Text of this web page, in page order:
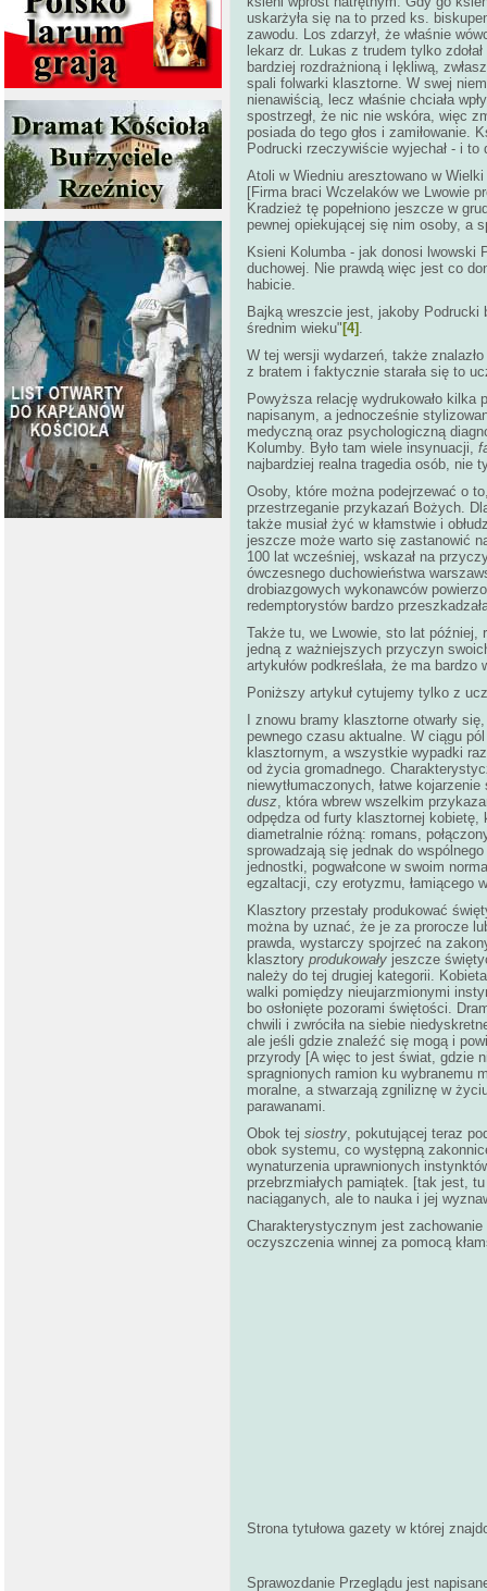
uskarżyła się na to przed ks.
zawodu. Los zdarzył, że właśnie
lekarz dr. Lukas z trudem tylko
bardziej rozdrażnioną i lękliwą,
spali folwarki klasztorne. W swej
nienawiścią, lecz właśnie chciała
spostrzegł, że nic nie wskóra, więc
posiada do tego głos i zamiłowanie.
Podrucki rzeczywiście wyjechał - i to
Atoli w Wiedniu aresztowano w
[Firma braci Wczelaków we Lwowie
Kradzież tę popełniono jeszcze w
pewnej opiekującej się nim osoby, a
Ksieni Kolumba - jak donosi lwowski
duchowej. Nie prawdą więc jest co
habicie.
Bajką wreszcie jest, jakoby Podrucki
średnim wieku"[4]
W tej wersji wydarzeń, także
z bratem i faktycznie starała się to
Powyższa relację wydrukowało kilka
napisanym, a jednocześnie
medyczną oraz psychologiczną
Kolumby. Było tam wiele insynuacji,
najbardziej realna tragedia osób, nie
Osoby, które można podejrzewać o
przestrzeganie przykazań Bożych.
także musiał żyć w kłamstwie i
jeszcze może warto się zastanowić
100 lat wcześniej, wskazał na
ówczesnego duchowieństwa
drobiazgowych wykonawców
redemptorystów bardzo
Także tu, we Lwowie, sto lat później,
jedną z ważniejszych przyczyn
artykułów podkreślała, że ma
Poniższy artykuł cytujemy tylko z
I znowu bramy klasztorne otwarły
pewnego czasu aktualne. W ciągu
klasztornym, a wszystkie wypadki
od życia gromadnego.
niewytłumaczonych, łatwe
dusz , która wbrew wszelkim
odpędza od furty klasztornej kobietę,
diametralnie różną: romans,
sprowadzają się jednak do
jednostki, pogwałcone w swoim
egzaltacji, czy erotyzmu, łamiącego
Klasztory przestały produkować
można by uznać, że je za prorocze
prawda, wystarczy spojrzeć na
klasztory produkowały jeszcze
należy do tej drugiej kategorii.
walki pomiędzy nieujarzmionymi
bo osłonięte pozorami świętości.
chwili i zwróciła na siebie
ale jeśli gdzie znaleźć się mogą i
przyrody [A więc to jest świat, gdzie
spragnionych ramion ku wybranemu
moralne, a stwarzają zgniliznę w
parawanami.
Obok tej siostry , pokutującej teraz
obok systemu, co występną
wynaturzenia uprawnionych
przebrzmiałych pamiątek. [tak jest,
naciąganych, ale to nauka i jej
Charakterystycznym jest
oczyszczenia winnej za pomocą
Strona tytułowa gazety w której
Sprawozdanie Przeglądu jest